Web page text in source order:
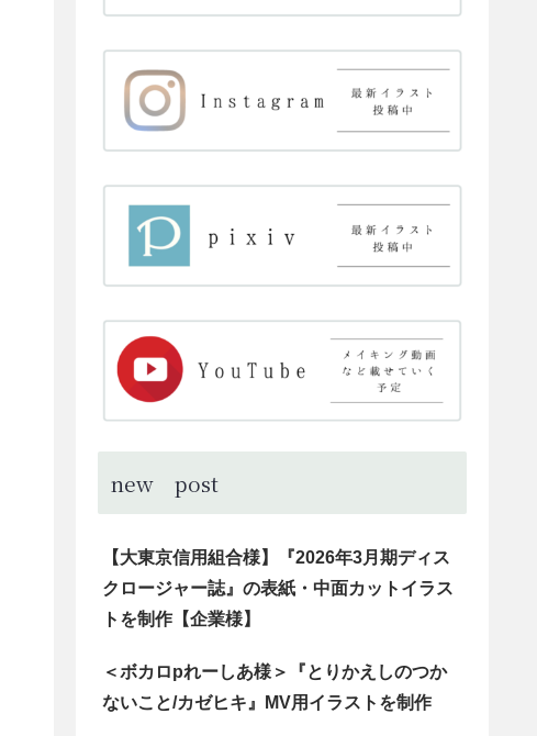
new post
【大東京信用組合様】『2026年3月期ディス
クロージャー誌』の表紙・中面カットイラス
トを制作【企業様】
＜ボカロpれーしあ様＞『とりかえしのつか
ないこと/カゼヒキ』MV用イラストを制作